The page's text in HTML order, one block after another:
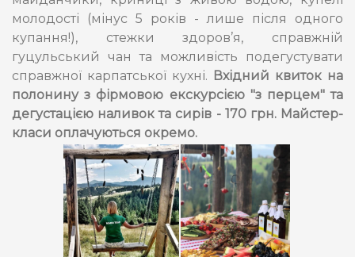
молодості (мінус 5 років - лише після одного
купання!), стежки здоров’я, справжній
гуцульський чан та можливість подегустувати
справжної карпатської кухні. Вхідний квиток на
полонину з фірмовою екскурсією "з перцем" та
дегустацією наливок та сирів - 170 грн. Майстер-
класи оплачуються окремо.